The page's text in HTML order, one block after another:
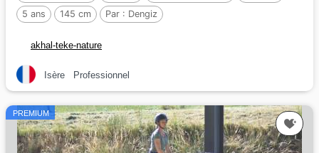
5 ans
145 cm Par : Dengiz
akhal-teke-nature
Isère Professionnel
PREMIUM